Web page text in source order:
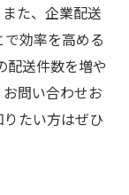
の手順
備
いて
イント
た、企業配送
効率を高める
配送件数を増や
問い合わせお
たい方はぜひ